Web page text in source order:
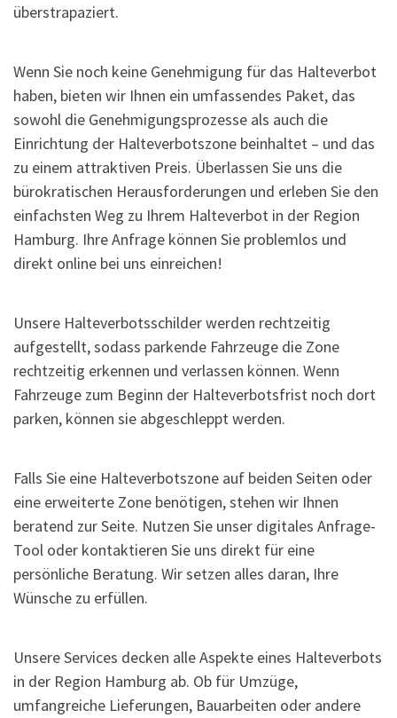
überstrapaziert.
Wenn Sie noch keine Genehmigung für das Halteverbot
haben, bieten wir Ihnen ein umfassendes Paket, das
sowohl die Genehmigungsprozesse als auch die
Einrichtung der Halteverbotszone beinhaltet – und das
zu einem attraktiven Preis. Überlassen Sie uns die
bürokratischen Herausforderungen und erleben Sie den
einfachsten Weg zu Ihrem Halteverbot in der Region
Hamburg. Ihre Anfrage können Sie problemlos und
direkt online bei uns einreichen!
Unsere Halteverbotsschilder werden rechtzeitig
aufgestellt, sodass parkende Fahrzeuge die Zone
rechtzeitig erkennen und verlassen können. Wenn
Fahrzeuge zum Beginn der Halteverbotsfrist noch dort
parken, können sie abgeschleppt werden.
Falls Sie eine Halteverbotszone auf beiden Seiten oder
eine erweiterte Zone benötigen, stehen wir Ihnen
beratend zur Seite. Nutzen Sie unser digitales Anfrage-
Tool oder kontaktieren Sie uns direkt für eine
persönliche Beratung. Wir setzen alles daran, Ihre
Wünsche zu erfüllen.
Unsere Services decken alle Aspekte eines Halteverbots
in der Region Hamburg ab. Ob für Umzüge,
umfangreiche Lieferungen, Bauarbeiten oder andere